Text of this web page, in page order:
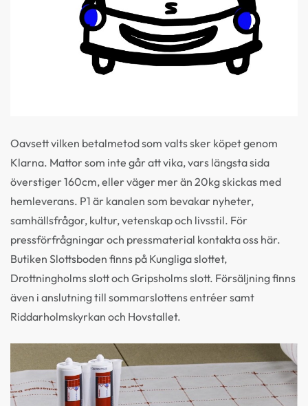
Oavsett vilken betalmetod som valts sker köpet genom
Klarna. Mattor som inte går att vika, vars längsta sida
överstiger 160cm, eller väger mer än 20kg skickas med
hemleverans. P1 är kanalen som bevakar nyheter,
samhällsfrågor, kultur, vetenskap och livsstil. För
pressförfrågningar och pressmaterial kontakta oss här.
Butiken Slottsboden finns på Kungliga slottet,
Drottningholms slott och Gripsholms slott. Försäljning finns
även i anslutning till sommarslottens entréer samt
Riddarholmskyrkan och Hovstallet.